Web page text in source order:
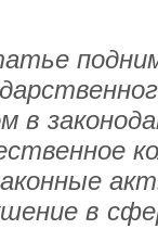
в
в